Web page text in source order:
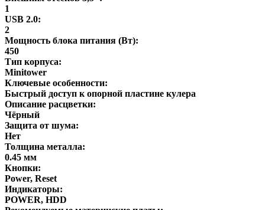
1
USB 2.0:
2
Мощность блока питания (Вт):
450
Тип корпуса:
Minitower
Ключевые особенности:
Быстрый доступ к опорной пластине кулера
Описание расцветки:
Чёрный
Защита от шума:
Нет
Толщина металла:
0.45 мм
Кнопки:
Power, Reset
Индикаторы:
POWER, HDD